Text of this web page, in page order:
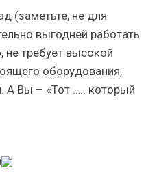
(заметьте, не для
выгодней работать
не требует высокой
оборудования,
А Вы – «Тот ….. который